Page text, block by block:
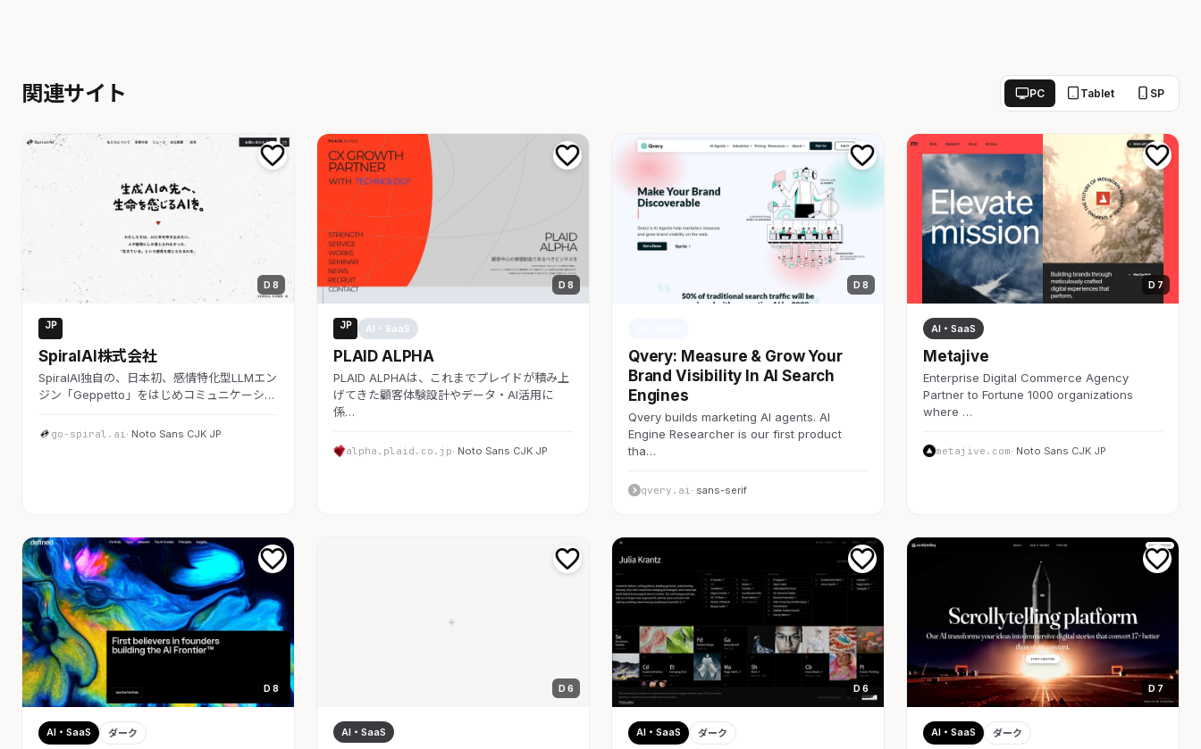
関連サイト PC Tablet SP
D 8
JP
SpiralAI株式会社
SpiralAI独自の、日本初、感情特化型LLMエン
ジン「Geppetto」をはじめコミュニケーシ…
go-spiral.ai · Noto Sans CJK JP
D 8
JP AI・SaaS
PLAID ALPHA
PLAID ALPHAは、これまでプレイドが積み上
げてきた顧客体験設計やデータ・AI活用に
係…
alpha.plaid.co.jp· Noto Sans CJK JP
D 8
Qvery: Measure & Grow Your
Brand Visibility In AI Search
Engines
Qvery builds marketing AI agents. AI
Engine Researcher is our first product
tha…
qvery.ai · sans-serif
D 7
AI・SaaS
Metajive
Enterprise Digital Commerce Agency
Partner to Fortune 1000 organizations
where …
metajive.com· Noto Sans CJK JP
D 8
AI・SaaS ダーク
D 6
AI・SaaS
D 6
AI・SaaS ダーク
D 7
AI・SaaS ダーク